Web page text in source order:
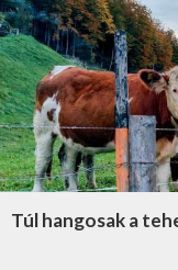
Túl hangosak a